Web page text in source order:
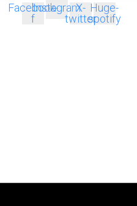
Facebook-
f
InstagramX-
twitter
Huge-
spotify